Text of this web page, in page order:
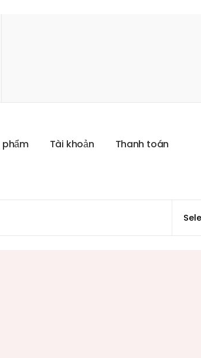
phẩm Tài khoản Thanh toán